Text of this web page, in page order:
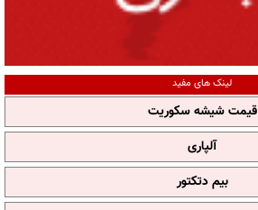
لینک های مفید
قیمت شیشه سکوریت
آلپاری
بیم دتکتور